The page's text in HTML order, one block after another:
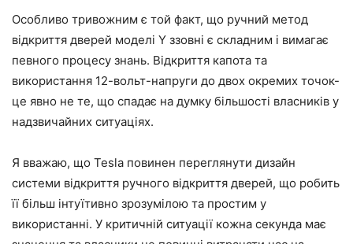
Особливо тривожним є той факт, що ручний метод
відкриття дверей моделі Y ззовні є складним і вимагає
певного процесу знань. Відкриття капота та
використання 12-вольт-напруги до двох окремих точок-
це явно не те, що спадає на думку більшості власників у
надзвичайних ситуаціях.
Я вважаю, що Tesla повинен переглянути дизайн
системи відкриття ручного відкриття дверей, що робить
її більш інтуїтивно зрозумілою та простим у
використанні. У критичній ситуації кожна секунда має